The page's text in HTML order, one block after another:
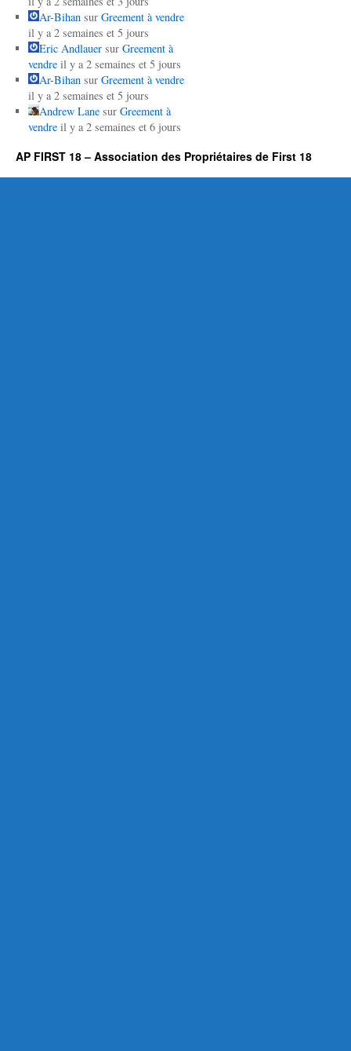
Ar-Bihansur Greement à vendre
il y a 2 semaines et 5 jours
Eric Andlauersur Greement à
vendre il y a 2 semaines et 5 jours
Ar-Bihansur Greement à vendre
il y a 2 semaines et 5 jours
Andrew Lanesur Greement à
vendre il y a 2 semaines et 6 jours
AP FIRST 18 – Association des Propriétaires de First 18